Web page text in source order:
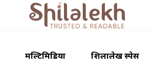
मल्टिमिडिया शिलालेख स्पेस